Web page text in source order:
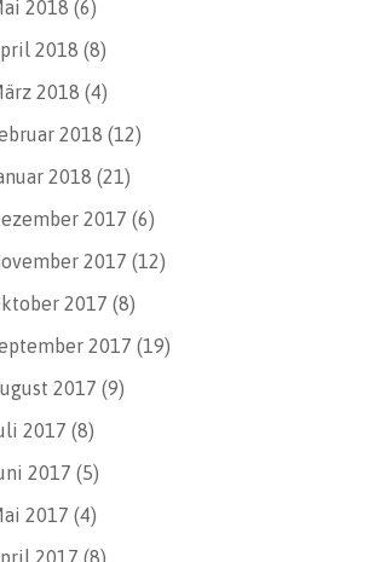
2018 (6)
2018 (8)
2018 (4)
2018 (12)
2018 (21)
2017 (6)
2017 (12)
2017 (8)
2017 (19)
2017 (9)
2017 (8)
2017 (5)
2017 (4)
2017 (8)